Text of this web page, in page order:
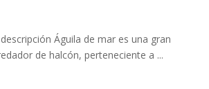
Águila de mar es una gran
de halcón, perteneciente a ...